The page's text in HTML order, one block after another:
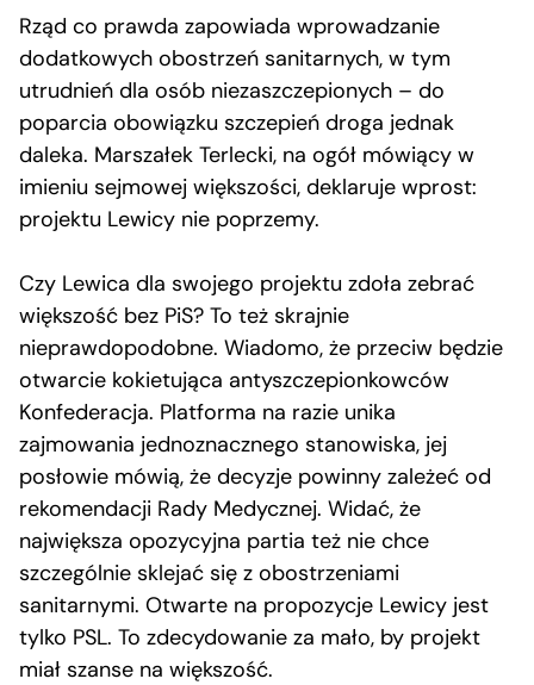
Rząd co prawda zapowiada wprowadzanie
dodatkowych obostrzeń sanitarnych, w tym
utrudnień dla osób niezaszczepionych – do
poparcia obowiązku szczepień droga jednak
daleka. Marszałek Terlecki, na ogół mówiący w
imieniu sejmowej większości, deklaruje wprost:
projektu Lewicy nie poprzemy.
Czy Lewica dla swojego projektu zdoła zebrać
większość bez PiS? To też skrajnie
nieprawdopodobne. Wiadomo, że przeciw będzie
otwarcie kokietująca antyszczepionkowców
Konfederacja. Platforma na razie unika
zajmowania jednoznacznego stanowiska, jej
posłowie mówią, że decyzje powinny zależeć od
rekomendacji Rady Medycznej. Widać, że
największa opozycyjna partia też nie chce
szczególnie sklejać się z obostrzeniami
sanitarnymi. Otwarte na propozycje Lewicy jest
tylko PSL. To zdecydowanie za mało, by projekt
miał szanse na większość.